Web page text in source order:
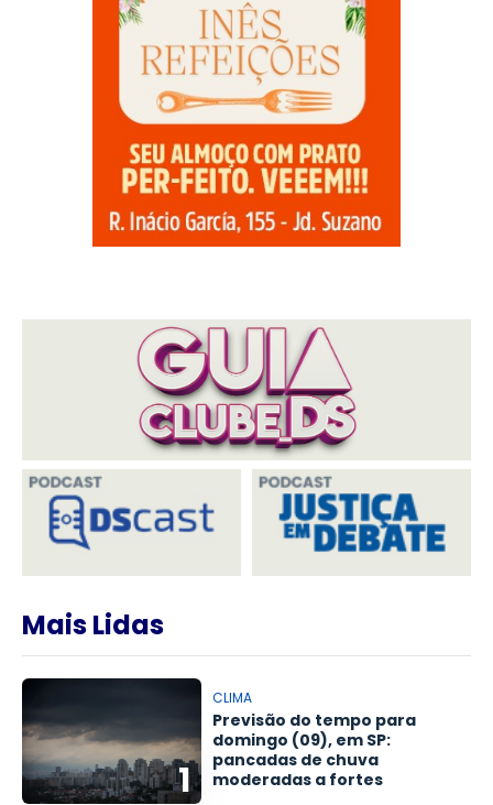
Mais Lidas
1
CLIMA
Previsão do tempo para
domingo (09), em SP:
pancadas de chuva
moderadas a fortes